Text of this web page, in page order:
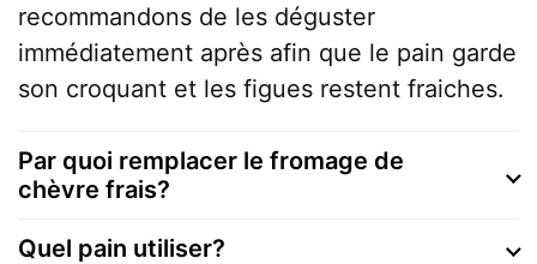
recommandons de les déguster
immédiatement après afin que le pain garde
son croquant et les figues restent fraiches.
Par quoi remplacer le fromage de
chèvre frais?
Quel pain utiliser?